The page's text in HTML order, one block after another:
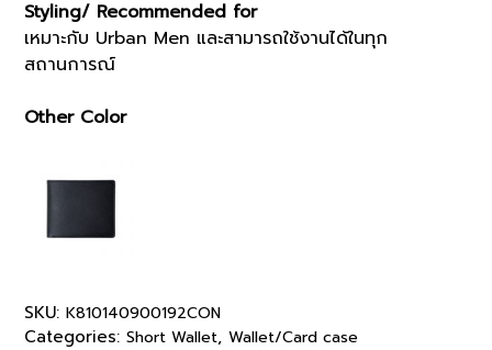
Styling/ Recommended for
เหมาะกับ Urban Men และสามารถใช้งานได้ในทุก
สถานการณ์
Other Color
SKU: K810140900192CON
Categories: Short Wallet, Wallet/Card case